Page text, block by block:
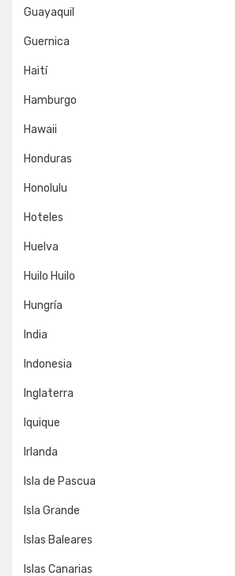
Guayaquil
Guernica
Haití
Hamburgo
Hawaii
Honduras
Honolulu
Hoteles
Huelva
Huilo Huilo
Hungría
India
Indonesia
Inglaterra
Iquique
Irlanda
Isla de Pascua
Isla Grande
Islas Baleares
Islas Canarias